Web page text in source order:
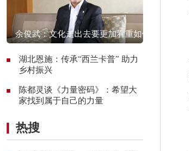
余俊武：文化走出去要更加看重如何
湖北恩施：传承“西兰卡普” 助力
乡村振兴
陈都灵谈《力量密码》：希望大
家找到属于自己的力量
热搜